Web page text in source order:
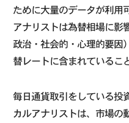
ために大量のデータが利用
アナリストは為替相場に影
政治・社会的・心理的要因
替レートに含まれているこ
毎日通貨取引をしている投
カルアナリストは、市場の